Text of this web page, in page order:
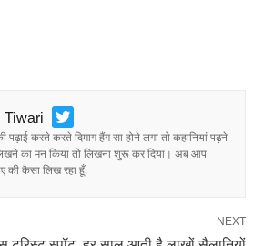
Tiwari
पढ़ाई करते करते दिमाग हैंग सा होने लगा तो कहानियां पढ़ने
का मन किया तो लिखना शुरू कर दिया। अब आप
की कैसा लिख रहा हूँ.
NEXT